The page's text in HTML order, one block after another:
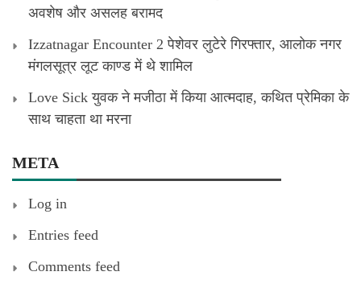
अवशेष और असलह बरामद
Izzatnagar Encounter 2 पेशेवर लुटेरे गिरफ्तार, आलोक नगर
मंगलसूत्र लूट काण्‍ड में थे शामिल
Love Sick युवक ने मजीठा में किया आत्मदाह, कथित प्रेमिका के
साथ चाहता था मरना
META
Log in
Entries feed
Comments feed